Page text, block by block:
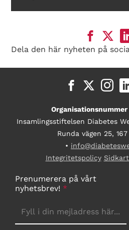
Dela den här nyheten på
Organisationsnummer
Insamlingsstiftelsen Diabetes
Runda vägen 25,
•
Integritetspolicy
Prenumerera på vårt
nyhetsbrev! *